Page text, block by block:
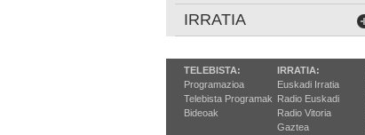
IRRATIA
TELEBISTA:
Programazioa
Telebista Programak
Bideoak
IRRATIA:
Euskadi Irratia
Radio Euskadi
Radio Vitoria
Gaztea